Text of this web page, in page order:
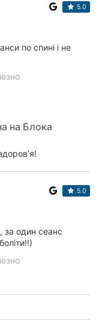
5.0
по спині і не
на Блока
5.0
за один сеанс